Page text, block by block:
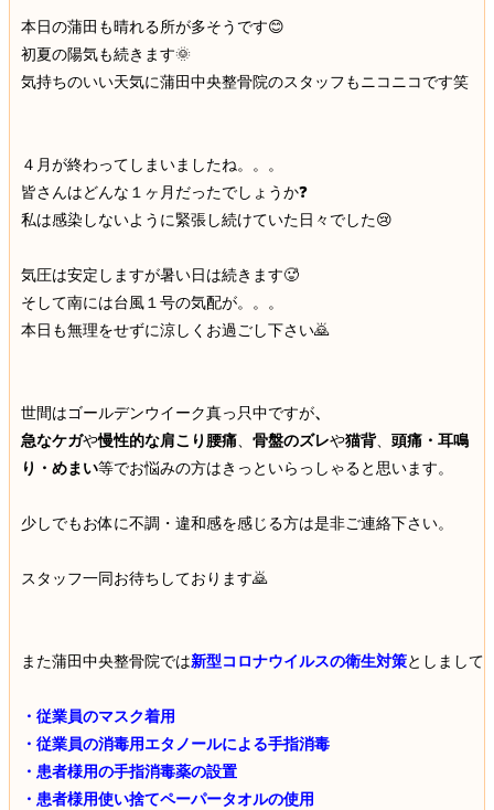
本日の蒲田も晴れる所が多そうです😊
初夏の陽気も続きます🌞
気持ちのいい天気に蒲田中央整骨院のスタッフもニコニコです笑
４月が終わってしまいましたね。。。
皆さんはどんな１ヶ月だったでしょうか❓
私は感染しないように緊張し続けていた日々でした😢
気圧は安定しますが暑い日は続きます🥵
そして南には台風１号の気配が。。。
本日も無理をせずに涼しくお過ごし下さい🙇
世間はゴールデンウイーク真っ只中ですが、
急なケガや慢性的な肩こり腰痛 骨盤のズレや猫背、 頭痛・耳鳴
り・めまい等でお悩みの方はきっといらっしゃると思います。
少しでもお体に不調・違和感を感じる方は是非ご連絡下さい。
スタッフ一同お待ちしております🙇
また蒲田中央整骨院では新型コロナウイルスの衛生対策としまして
・従業員のマスク着用
・従業員の消毒用エタノールによる手指消毒
・患者様用の手指消毒薬の設置
・患者様用使い捨てペーパータオルの使用